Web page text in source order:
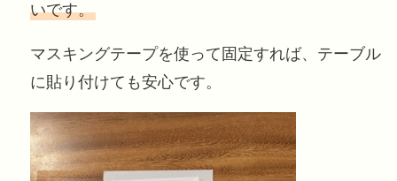
いです。
マスキングテープを使って固定すれば、テーブル
に貼り付けても安心です。